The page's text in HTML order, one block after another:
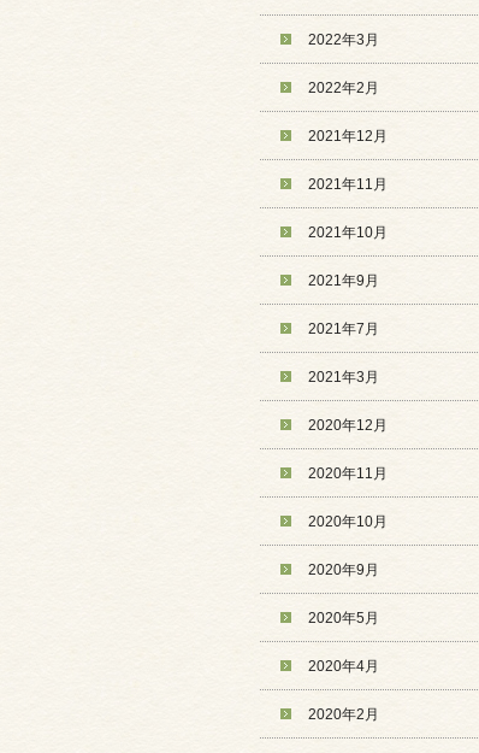
2022年3月
2022年2月
2021年12月
2021年11月
2021年10月
2021年9月
2021年7月
2021年3月
2020年12月
2020年11月
2020年10月
2020年9月
2020年5月
2020年4月
2020年2月